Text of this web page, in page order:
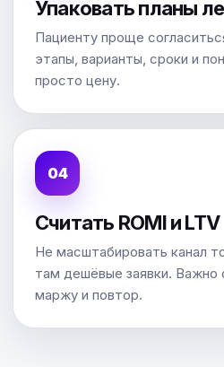
Упаковать планы
Пациенту проще
этапы, варианты, сроки и
просто цену.
Считать ROMI и LTV
Не масштабировать канал
там дешёвые заявки. Важно
маржу и повтор.